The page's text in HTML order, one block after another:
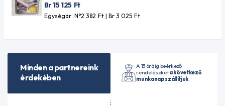
Br 15 125 Ft
Egységár: N°2 382 Ft| Br 3 025 Ft
Minden a partnereink
érdekében
A 13 óráig beérkező
rendeléseketa következő
munkanap szállítjuk